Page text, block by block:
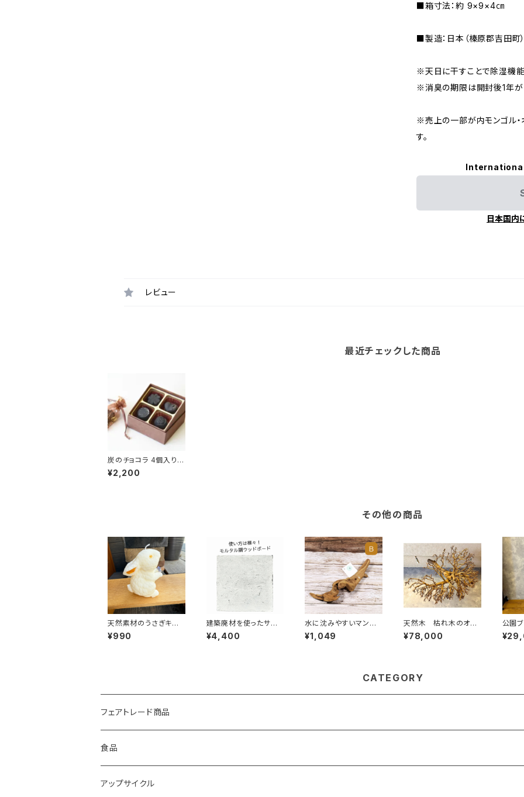
■箱寸法：約 9×9×4㎝
■製造：日本（榛原郡吉田町
※天日に干すことで除湿機能
※消臭の期限は開封後1年が
※売上の一部が内モンゴル
す。
日本国内
レビュー
最近チェックした商品
炭のチョコラ 4個入り
kinokoto（キノコト）
¥2,200
その他の商品
天然素材のうさぎキャ
ンドル ソイ＆蜜蝋のハ
ンドメイドアロマキャン
¥990
建築廃材を使ったサス
テナブルアイテム モル
タル調ボード ホワイ
¥4,400
水に沈みやすいマング
ローブ流木｜個性的な
形状でエアプランツや
¥1,049
天然木 枯れ木のオブ
ジェ A
¥78,000
公園
ブラ
CATEGORY
フェアトレード商品
バック
雑貨
食品
モンゴル岩塩
アップサイクル